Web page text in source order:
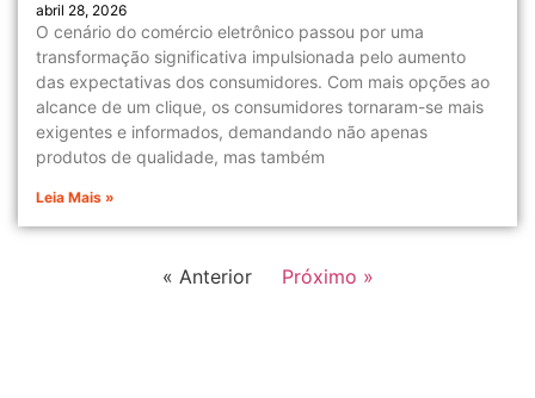
abril 28, 2026
O cenário do comércio eletrônico passou por uma
transformação significativa impulsionada pelo aumento
das expectativas dos consumidores. Com mais opções ao
alcance de um clique, os consumidores tornaram-se mais
exigentes e informados, demandando não apenas
produtos de qualidade, mas também
Leia Mais »
« Anterior Próximo »